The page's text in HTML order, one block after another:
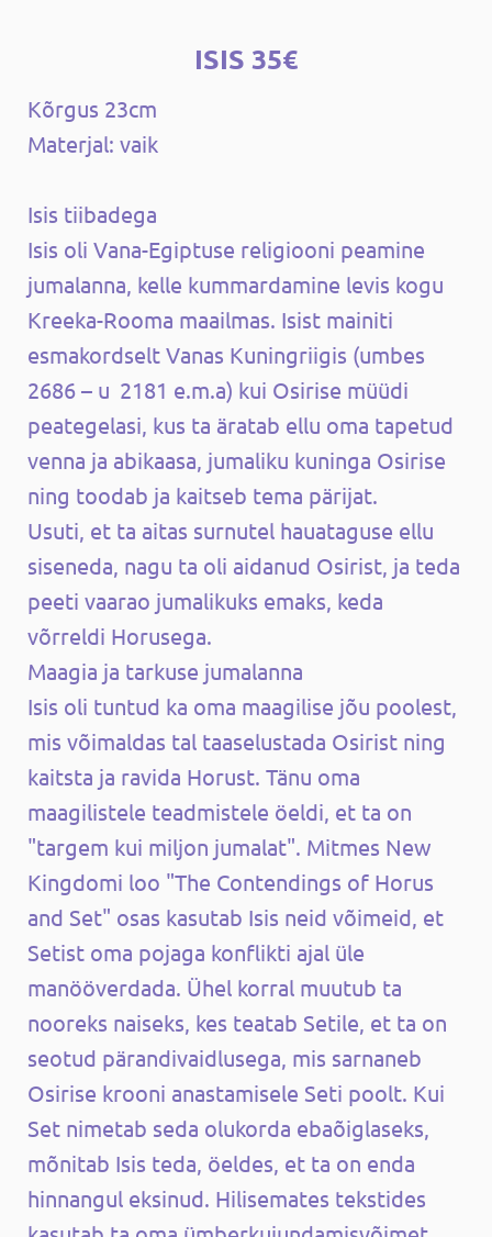
ISIS 35€
Kõrgus 23cm
Materjal: vaik
Isis tiibadega
Isis oli Vana-Egiptuse religiooni peamine
jumalanna, kelle kummardamine levis kogu
Kreeka-Rooma maailmas. Isist mainiti
esmakordselt Vanas Kuningriigis (umbes
2686 – u 2181 e.m.a) kui Osirise müüdi
peategelasi, kus ta äratab ellu oma tapetud
venna ja abikaasa, jumaliku kuninga Osirise
ning toodab ja kaitseb tema pärijat.
Usuti, et ta aitas surnutel hauataguse ellu
siseneda, nagu ta oli aidanud Osirist, ja teda
peeti vaarao jumalikuks emaks, keda
võrreldi Horusega.
Maagia ja tarkuse jumalanna
Isis oli tuntud ka oma maagilise jõu poolest,
mis võimaldas tal taaselustada Osirist ning
kaitsta ja ravida Horust. Tänu oma
maagilistele teadmistele öeldi, et ta on
"targem kui miljon jumalat". Mitmes New
Kingdomi loo "The Contendings of Horus
and Set" osas kasutab Isis neid võimeid, et
Setist oma pojaga konflikti ajal üle
manööverdada. Ühel korral muutub ta
nooreks naiseks, kes teatab Setile, et ta on
seotud pärandivaidlusega, mis sarnaneb
Osirise krooni anastamisele Seti poolt. Kui
Set nimetab seda olukorda ebaõiglaseks,
mõnitab Isis teda, öeldes, et ta on enda
hinnangul eksinud. Hilisemates tekstides